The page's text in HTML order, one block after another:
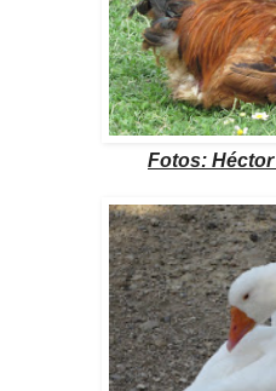
Fotos: